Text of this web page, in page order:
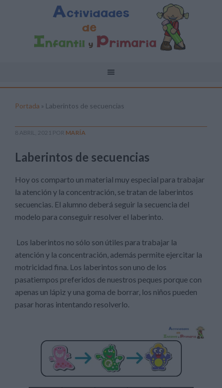
Portada » Laberintos de secuencias
8 ABRIL, 2021 POR MARÍA
Laberintos de secuencias
Hoy os comparto un material muy especial para trabajar
la atención y la concentración, se tratan de laberintos
secuencias. El alumno deberá seguir la secuencia del
modelo para conseguir resolver el laberinto.
Los laberintos no sólo son útiles para trabajar la
atención y la concentración, además permite ejercitar la
motricidad fina. Los laberintos son uno de los
pasatiempos preferidos de nuestros peques porque con
apenas un lápiz y una goma de borrar, los niños pueden
pasar horas intentando resolverlo.